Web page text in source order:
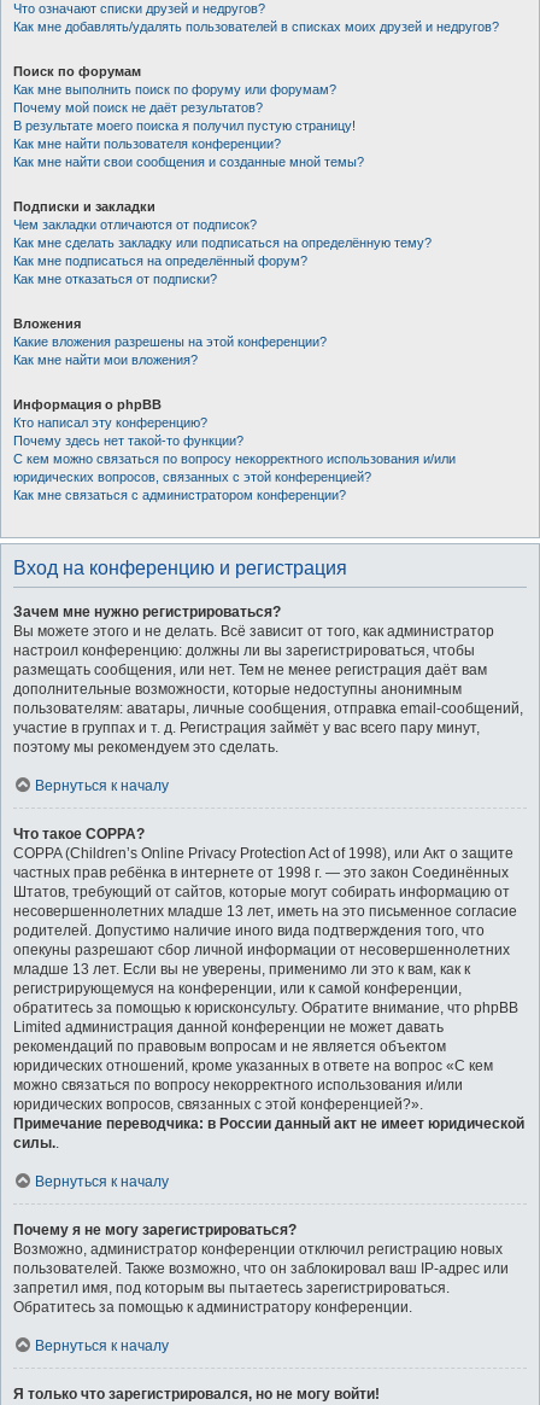
Что означают списки друзей и недругов?
Как мне добавлять/удалять пользователей в списках моих друзей и недругов?
Поиск по форумам
Как мне выполнить поиск по форуму или форумам?
Почему мой поиск не даёт результатов?
В результате моего поиска я получил пустую страницу!
Как мне найти пользователя конференции?
Как мне найти свои сообщения и созданные мной темы?
Подписки и закладки
Чем закладки отличаются от подписок?
Как мне сделать закладку или подписаться на определённую тему?
Как мне подписаться на определённый форум?
Как мне отказаться от подписки?
Вложения
Какие вложения разрешены на этой конференции?
Как мне найти мои вложения?
Информация о phpBB
Кто написал эту конференцию?
Почему здесь нет такой-то функции?
С кем можно связаться по вопросу некорректного использования и/или
юридических вопросов, связанных с этой конференцией?
Как мне связаться с администратором конференции?
Вход на конференцию и регистрация
Зачем мне нужно регистрироваться?
Вы можете этого и не делать. Всё зависит от того, как администратор
настроил конференцию: должны ли вы зарегистрироваться, чтобы
размещать сообщения, или нет. Тем не менее регистрация даёт вам
дополнительные возможности, которые недоступны анонимным
пользователям: аватары, личные сообщения, отправка email-сообщений,
участие в группах и т. д. Регистрация займёт у вас всего пару минут,
поэтому мы рекомендуем это сделать.
Вернуться к началу
Что такое COPPA?
COPPA (Children’s Online Privacy Protection Act of 1998), или Акт о защите
частных прав ребёнка в интернете от 1998 г. — это закон Соединённых
Штатов, требующий от сайтов, которые могут собирать информацию от
несовершеннолетних младше 13 лет, иметь на это письменное согласие
родителей. Допустимо наличие иного вида подтверждения того, что
опекуны разрешают сбор личной информации от несовершеннолетних
младше 13 лет. Если вы не уверены, применимо ли это к вам, как к
регистрирующемуся на конференции, или к самой конференции,
обратитесь за помощью к юрисконсульту. Обратите внимание, что phpBB
Limited администрация данной конференции не может давать
рекомендаций по правовым вопросам и не является объектом
юридических отношений, кроме указанных в ответе на вопрос «С кем
можно связаться по вопросу некорректного использования и/или
юридических вопросов, связанных с этой конференцией?».
Примечание переводчика: в России данный акт не имеет юридической
силы..
Вернуться к началу
Почему я не могу зарегистрироваться?
Возможно, администратор конференции отключил регистрацию новых
пользователей. Также возможно, что он заблокировал ваш IP-адрес или
запретил имя, под которым вы пытаетесь зарегистрироваться.
Обратитесь за помощью к администратору конференции.
Вернуться к началу
Я только что зарегистрировался, но не могу войти!